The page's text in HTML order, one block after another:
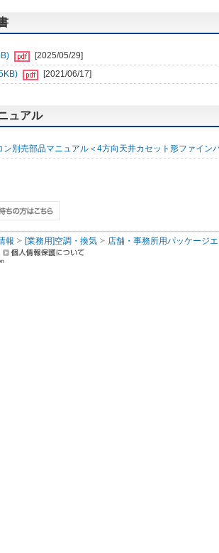
[2025/05/29]
[2021/06/17]
ュアル
ン別売部品マニュアル＜4方向天井カセット形ファイン
報 [業務用]空調・換気 店舗・事務所用パッケージ